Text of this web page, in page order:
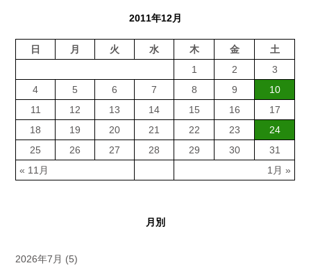
2011年12月
日 月 火 水 木 金 土
« 11月 1月 »
1 2
3
4
5 6 7 8 9
10
11
12 13 14 15 16
17
18
19 20 21 22 23
24
25
26 27 28 29 30 31
月別
2026年7月 (5)